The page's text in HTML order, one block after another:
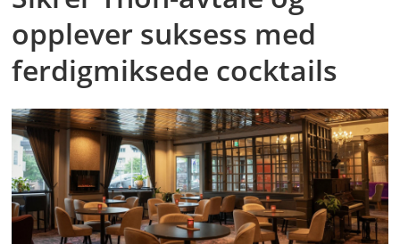
opplever suksess med
ferdigmiksede cocktails